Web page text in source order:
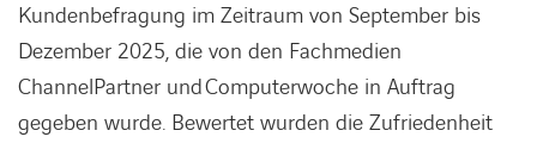
Kundenbefragung im Zeitraum von September bis
Dezember 2025, die von den Fachmedien
ChannelPartner und Computerwoche in Auftrag
gegeben wurde. Bewertet wurden die Zufriedenheit